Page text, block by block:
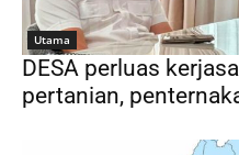
Utama
DESA perluas
pertanian,